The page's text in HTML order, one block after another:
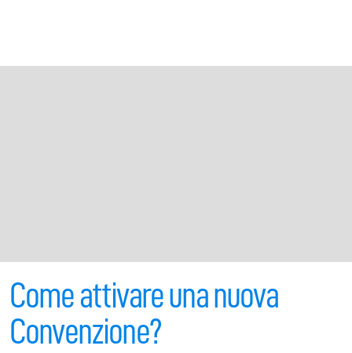
Come attivare una nuova
Convenzione?